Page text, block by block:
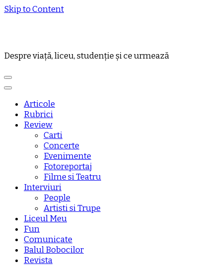
Skip to Content
Despre viață, liceu, studenție și ce urmează
Articole
Rubrici
Review
Carti
Concerte
Evenimente
Fotoreportaj
Filme si Teatru
Interviuri
People
Artisti si Trupe
Liceul Meu
Fun
Comunicate
Balul Bobocilor
Revista